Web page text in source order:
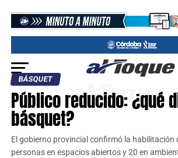
BÁSQUET
Público reducido: ¿qué
básquet?
El gobierno provincial confirmó la habilitación
personas en espacios abiertos y 20 en